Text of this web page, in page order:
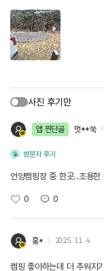
사진 후기만
앱 찐단골 멋**쑥
방문자 후기
언양캠핑장 중 한곳..조용한
0 0
홍* 2025. 11. 4.
캠핑 좋아하는데 더 추워지